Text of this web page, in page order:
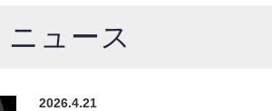
ニュース
2026.4.21